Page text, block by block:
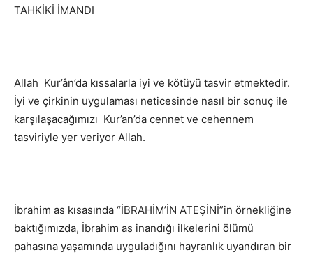
TAHKİKİ İMANDI
Allah Kur’ân’da kıssalarla iyi ve kötüyü tasvir etmektedir.
İyi ve çirkinin uygulaması neticesinde nasıl bir sonuç ile
karşılaşacağımızı Kur’an’da cennet ve cehennem
tasviriyle yer veriyor Allah.
İbrahim as kısasında “İBRAHİM’İN ATEŞİNİ”in örnekliğine
baktığımızda, İbrahim as inandığı ilkelerini ölümü
pahasına yaşamında uyguladığını hayranlık uyandıran bir